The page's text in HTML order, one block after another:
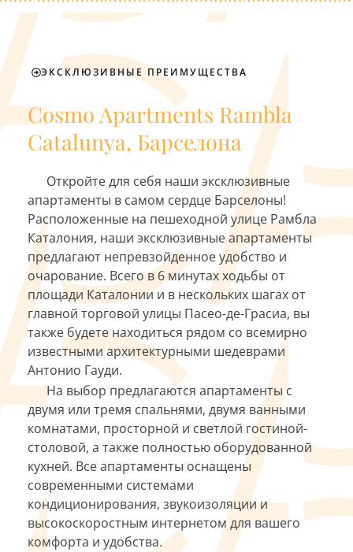
ЭКСКЛЮЗИВНЫЕ ПРЕИМУЩЕСТВА
Cosmo Apartments Rambla
Catalunya, Барселона
Откройте для себя наши эксклюзивные
апартаменты в самом сердце Барселоны!
Расположенные на пешеходной улице Рамбла
Каталония, наши эксклюзивные апартаменты
предлагают непревзойденное удобство и
очарование. Всего в 6 минутах ходьбы от
площади Каталонии и в нескольких шагах от
главной торговой улицы Пасео-де-Грасиа, вы
также будете находиться рядом со всемирно
известными архитектурными шедеврами
Антонио Гауди.
На выбор предлагаются апартаменты с
двумя или тремя спальнями, двумя ванными
комнатами, просторной и светлой гостиной-
столовой, а также полностью оборудованной
кухней. Все апартаменты оснащены
современными системами
кондиционирования, звукоизоляции и
высокоскоростным интернетом для вашего
комфорта и удобства.